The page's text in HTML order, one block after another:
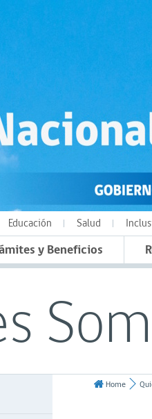
Educación Salud
y Beneficios
Home